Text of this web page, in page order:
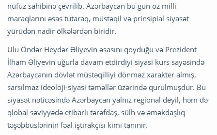
nüfuz sahibinə çevrilib. Azərbaycan bu gün öz milli
maraqlarını əsas tutaraq, müstəqil və prinsipial siyasət
yürüdən nadir ölkələrdən biridir.
Ulu Öndər Heydər Əliyevin əsasını qoyduğu və Prezident
İlham Əliyevin uğurla davam etdirdiyi siyasi kurs sayəsində
Azərbaycanın dövlət müstəqilliyi dönməz xarakter almış,
sarsılmaz ideoloji-siyasi təməllər üzərində qurulmuşdur. Bu
siyasət nəticəsində Azərbaycan yalnız regional deyil, həm də
qlobal səviyyədə etibarlı tərəfdaş, sülh və əməkdaşlıq
təşəbbüslərinin fəal iştirakçısı kimi tanınır.